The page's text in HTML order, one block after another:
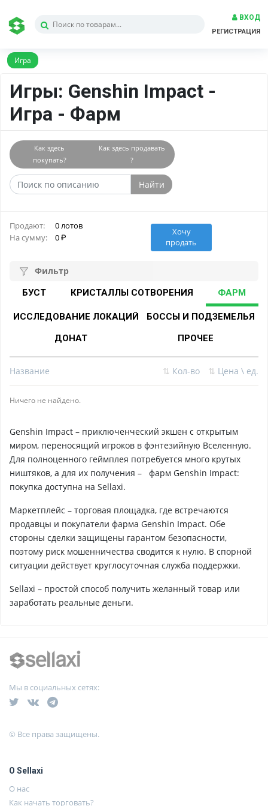
ВХОД
РЕГИСТРАЦИЯ
Игра
Игры: Genshin Impact -
Игра - Фарм
Как здесь
покупать?
Как здесь продавать
?
Найти
Продают:
0 лотов
На сумму:
0
Хочу
продать
Фильтр
БУСТ КРИСТАЛЛЫ СОТВОРЕНИЯ ФАРМ
ИССЛЕДОВАНИЕ ЛОКАЦИЙ
БОССЫ И ПОДЗЕМЕЛЬЯ
ДОНАТ
ПРОЧЕЕ
Название ⇅ Кол-во ⇅ Цена \ ед.
Ничего не найдено.
Genshin Impact – приключенческий экшен с открытым
миром, переносящий игроков в фэнтезийную Вселенную.
Для полноценного геймплея потребуется много крутых
ништяков, а для их получения – фарм Genshin Impact:
покупка доступна на Sellaxi.
Маркетплейс – торговая площадка, где встречаются
продавцы и покупатели фарма Genshin Impact. Обе
стороны сделки защищены гарантом безопасности,
поэтому риск мошенничества сводится к нулю. В спорной
ситуации действует круглосуточная служба поддержки.
Sellaxi – простой способ получить желанный товар или
заработать реальные деньги.
Мы в социальных сетях:
© Все права защищены.
О Sellaxi
О нас
Как начать торговать?